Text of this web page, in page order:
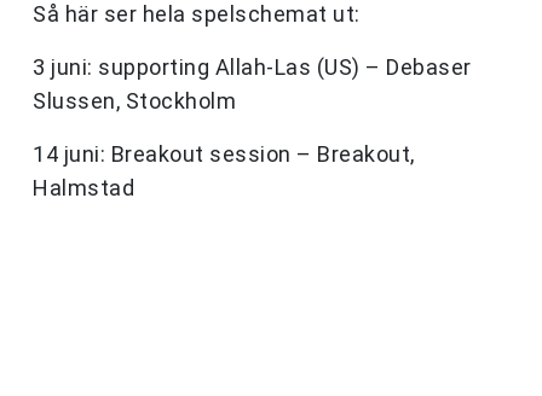
Så här ser hela spelschemat ut:
3 juni: supporting Allah-Las (US) – Debaser
Slussen, Stockholm
14 juni: Breakout session – Breakout,
Halmstad